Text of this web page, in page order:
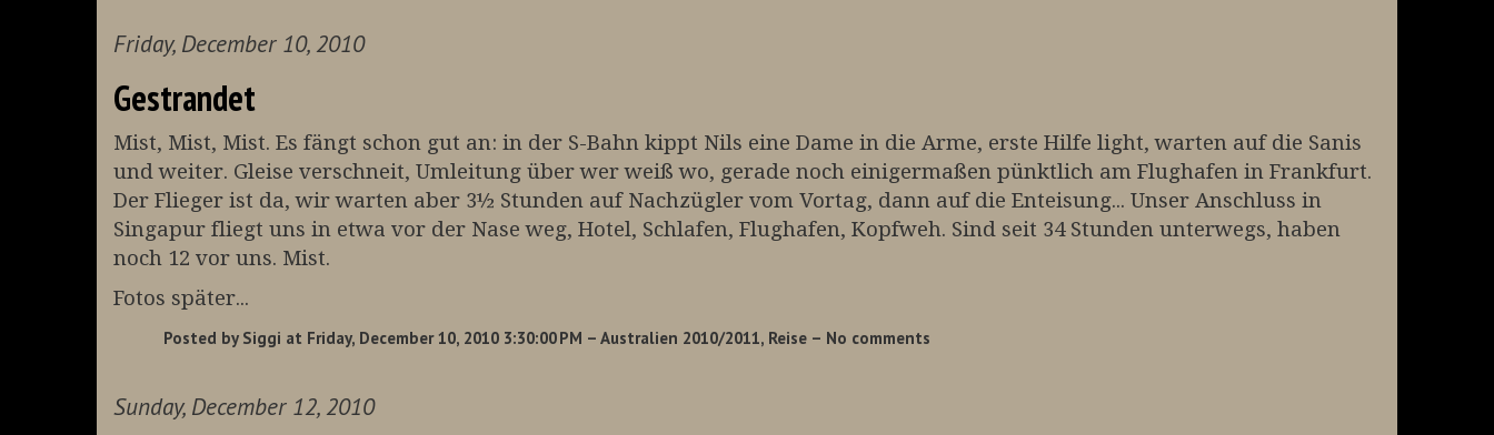
Friday, December 10, 2010
Gestrandet
Mist, Mist, Mist. Es fängt schon gut an: in der S-Bahn kippt Nils eine Dame in die Arme, erste Hilfe light, warten auf die Sanis
und weiter. Gleise verschneit, Umleitung über wer weiß wo, gerade noch einigermaßen pünktlich am Flughafen in Frankfurt.
Der Flieger ist da, wir warten aber 3½ Stunden auf Nachzügler vom Vortag, dann auf die Enteisung... Unser Anschluss in
Singapur fliegt uns in etwa vor der Nase weg, Hotel, Schlafen, Flughafen, Kopfweh. Sind seit 34 Stunden unterwegs, haben
noch 12 vor uns. Mist.
Fotos später...
Posted by Siggi at Friday, December 10, 2010 3:30:00 PM – Australien 2010/2011, Reise– No comments
Sunday, December 12, 2010